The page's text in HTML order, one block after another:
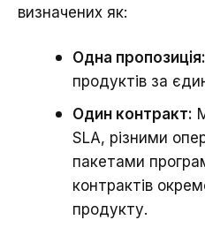
визначених як:
Одна пропозиція:
продуктів за
Один контракт:
SLA, різними
пакетами
контрактів
продукту.